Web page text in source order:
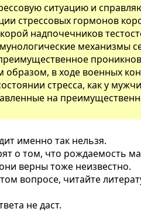
ситуацию и
стрессовых гормонов
надпочечников
механизмы
в ходе военных
стресса, как у
на
именно так нельзя.
о том, что рождаемость
верны тоже неизвестно.
вопросе, читайте
не даст.